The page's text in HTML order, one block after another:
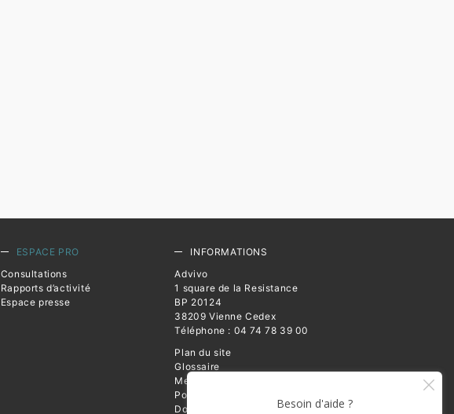
ESPACE PRO
Consultations
Rapports d’activité
Espace presse
INFORMATIONS
Advivo
1 square de la Resistance
BP 20124
38209 Vienne Cedex
Téléphone : 04 74 78 39 00
Plan du site
Glossaire
Mentions légales
Politique de Protection des
Données